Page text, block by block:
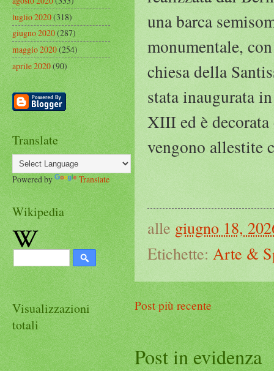
una barca
monumentale,
chiesa della
stata inaugurata
XIII ed è decorata
vengono allestite
alle giugno 18,
Etichette: Arte &
Post più recente
Post in evidenza
luglio 2020(318)
giugno 2020(287)
maggio 2020(254)
aprile 2020(90)
Translate
Powered by Translate
Wikipedia
Visualizzazioni
totali